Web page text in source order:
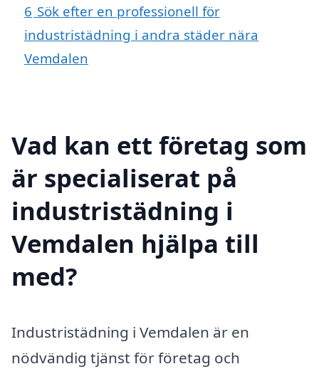
6 Sök efter en professionell för
industristädning i andra städer nära
Vemdalen
Vad kan ett företag som
är specialiserat på
industristädning i
Vemdalen hjälpa till
med?
Industristädning i Vemdalen är en
nödvändig tjänst för företag och